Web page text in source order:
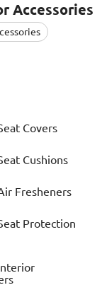
Accessories
Covers
Cushions
Fresheners
Protection